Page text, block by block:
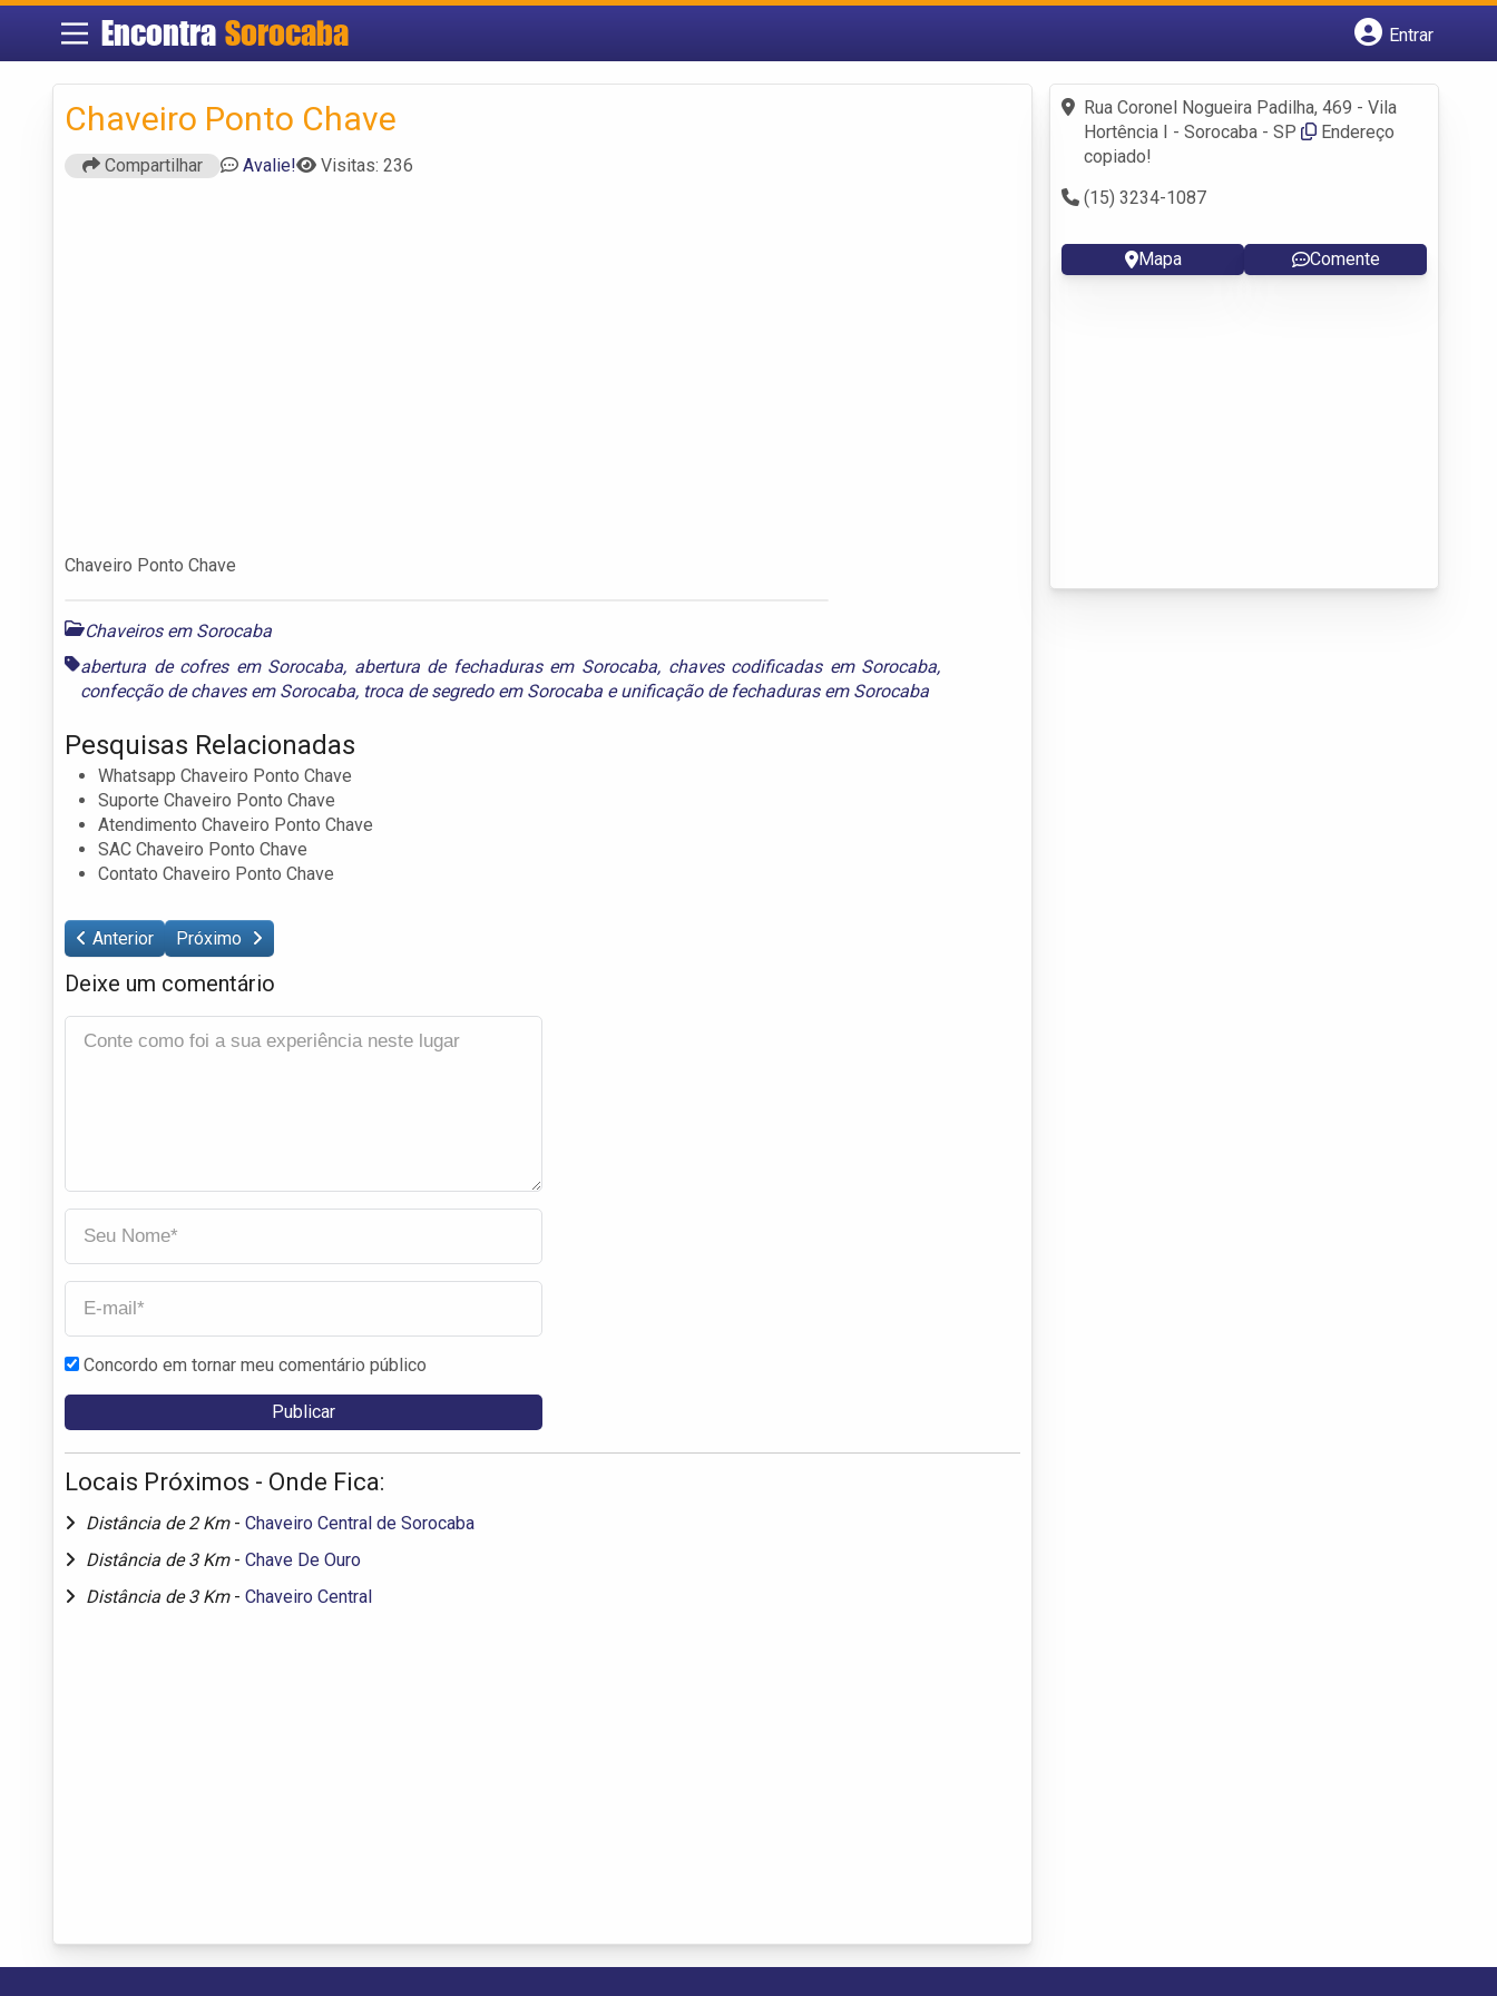
Encontra Sorocaba
Entrar
Fazer login
Criar conta
Chaveiro Ponto Chave
Compartilhar Avalie! Visitas: 236
Chaveiro Ponto Chave
Chaveiros em Sorocaba
abertura de cofres em Sorocaba, abertura de fechaduras em Sorocaba, chaves codificadas em Sorocaba,
confecção de chaves em Sorocaba, troca de segredo em Sorocaba eunificação de fechaduras em Sorocaba
Pesquisas Relacionadas
Whatsapp Chaveiro Ponto Chave
Suporte Chaveiro Ponto Chave
Atendimento Chaveiro Ponto Chave
SAC Chaveiro Ponto Chave
Contato Chaveiro Ponto Chave
Anterior Próximo
Deixe um comentário
Concordo em tornar meu comentário público
Locais Próximos - Onde Fica:
Distância de 2 Km - Chaveiro Central de Sorocaba
Distância de 3 Km - Chave De Ouro
Distância de 3 Km - Chaveiro Central
Rua Coronel Nogueira Padilha, 469 - Vila
Hortência I - Sorocaba - SP
Endereço
copiado!
(15) 3234-1087
Mapa Comente